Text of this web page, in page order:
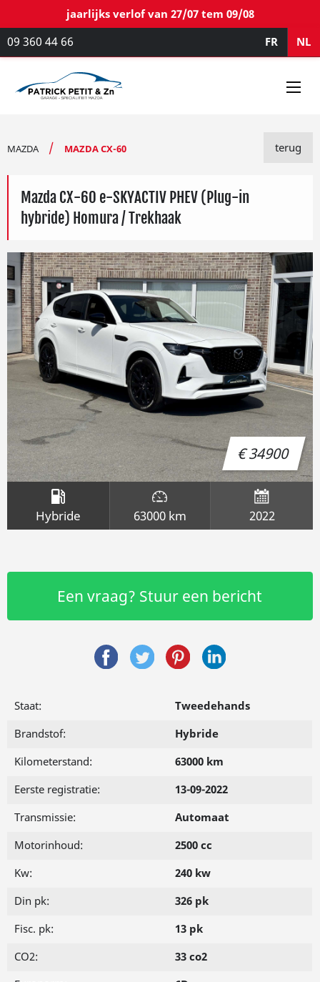
jaarlijks verlof van 27/07 tem 09/08
09 360 44 66 FR NL
MAZDA MAZDA CX-60 terug
Mazda CX-60 e-SKYACTIV PHEV (Plug-in
hybride) Homura / Trekhaak
€ 34900
Hybride 63000 km 2022
Een vraag? Stuur een bericht
Staat:
Tweedehands
Brandstof:
Hybride
Kilometerstand:
63000 km
Eerste registratie:
13-09-2022
Transmissie:
Automaat
Motorinhoud:
2500 cc
Kw:
240 kw
Din pk:
326 pk
Fisc. pk:
13 pk
CO2:
33 co2